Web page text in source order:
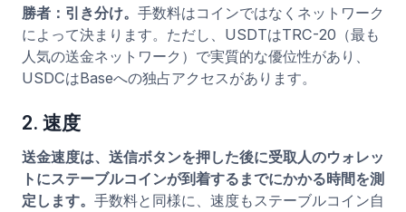
勝者：引き分け。 手数料はコインではなくネットワーク
によって決まります。ただし、USDTはTRC-20（最も
人気の送金ネットワーク）で実質的な優位性があり、
USDCはBaseへの独占アクセスがあります。
2. 速度
送金速度は、送信ボタンを押した後に受取人のウォレッ
トにステーブルコインが到着するまでにかかる時間を測
定します。 手数料と同様に、速度もステーブルコイン自